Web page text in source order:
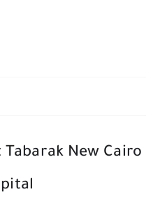
Tabarak New Cairo